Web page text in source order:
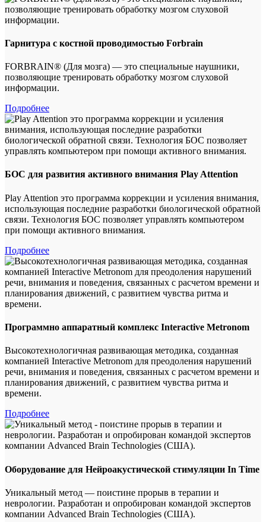
Гарнитура с костной проводимостью Forbrain
FORBRAIN® (Для мозга) — это специальные наушники,
позволяющие тренировать обработку мозгом слуховой
информации.
Подробнее
БОС для развития активного внимания Play Attention
Play Attention это программа коррекции и усиления внимания,
использующая последние разработки биологической обратной
связи. Технология БОС позволяет управлять компьютером
при помощи активного внимания.
Подробнее
Программно аппаратный комплекс Interactive Metronom
Высокотехнологичная развивающая методика, созданная
компанией Interactive Metronom для преодоления нарушений
речи, внимания и поведения, связанных с расчетом времени и
планирования движений, с развитием чувства ритма и
времени.
Подробнее
Оборудование для Нейроакустической стимуляции In Time
Уникальный метод — поистине прорыв в терапии и
неврологии. Разработан и опробирован командой экспертов
компании Advanced Brain Technologies (США).